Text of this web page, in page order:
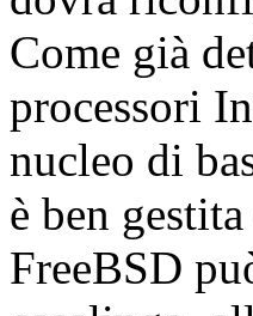
Come già
processori
nucleo di
è ben
FreeBSD